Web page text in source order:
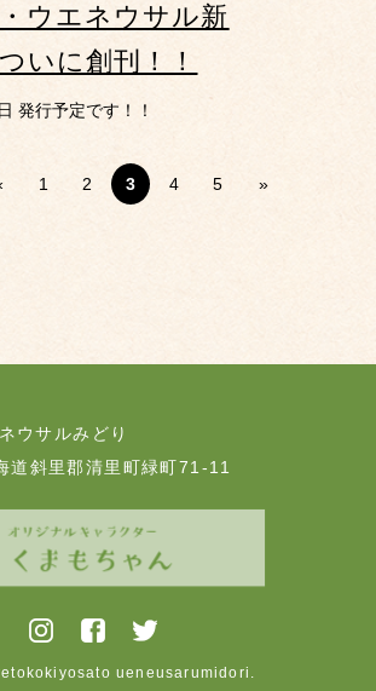
ウエネウサル新
いに創刊！！
発行予定です！！
1 2 3 4 5 »
ウサルみどり
斜里郡清里町緑町71-11
ueneusarumidori.